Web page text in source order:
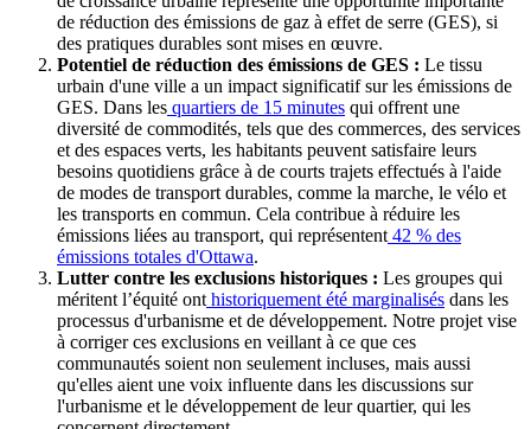
de réduction des émissions de gaz à effet de serre (GES), si
des pratiques durables sont mises en œuvre.
Potentiel de réduction des émissions de GES : Le tissu
urbain d'une ville a un impact significatif sur les émissions de
GES. Dans les quartiers de 15 minutes qui offrent une
diversité de commodités, tels que des commerces, des services
et des espaces verts, les habitants peuvent satisfaire leurs
besoins quotidiens grâce à de courts trajets effectués à l'aide
de modes de transport durables, comme la marche, le vélo et
les transports en commun. Cela contribue à réduire les
émissions liées au transport, qui représentent 42 % des
émissions totales d'Ottawa.
Lutter contre les exclusions historiques : Les groupes qui
méritent l’équité ont historiquement été marginalisés dans les
processus d'urbanisme et de développement. Notre projet vise
à corriger ces exclusions en veillant à ce que ces
communautés soient non seulement incluses, mais aussi
qu'elles aient une voix influente dans les discussions sur
l'urbanisme et le développement de leur quartier, qui les